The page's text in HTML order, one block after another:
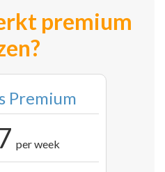
premium
Premium
per week